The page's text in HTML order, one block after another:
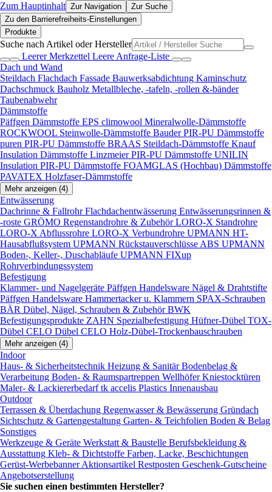
Zum Hauptinhalt Zur Navigation
Zur Suche
Zu den Barrierefreiheits-Einstellungen
Produkte
Suche nach Artikel oder Hersteller
Leerer Merkzettel Leere Anfrage-Liste
Dach und Wand
Steildach Flachdach Fassade Bauwerksabdichtung Kaminschutz
Dachschmuck Bauholz Metallbleche, -tafeln, -rollen &-bänder
Taubenabwehr
Dämmstoffe
Päffgen Dämmstoffe EPS climowool Mineralwolle-Dämmstoffe
ROCKWOOL Steinwolle-Dämmstoffe Bauder PIR-PU Dämmstoffe
puren PIR-PU Dämmstoffe BRAAS Steildach-Dämmstoffe Knauf
Insulation Dämmstoffe Linzmeier PIR-PU Dämmstoffe UNILIN
Insulation PIR-PU Dämmstoffe FOAMGLAS (Hochbau) Dämmstoffe
PAVATEX Holzfaser-Dämmstoffe
Mehr anzeigen (4)
Entwässerung
Dachrinne & FallrohrFlachdachentwässerung Entwässerungsrinnen &
-roste GRÖMO Regenstandrohre & ZubehörLORO-X Standrohre
LORO-X Abflussrohre LORO-X Verbundrohre UPMANN HT-
Hausabflußsystem UPMANN Rückstauverschlüsse ABS UPMANN
Boden-, Keller-, Duschabläufe UPMANN FIXup
Rohrverbindungssystem
Befestigung
Klammer- und Nagelgeräte Päffgen Handelsware Nägel & Drahtstifte
Päffgen Handelsware Hammertacker u. Klammern SPAX-Schrauben
BÄR Dübel, Nägel, Schrauben & ZubehörBWK
Befestigungsprodukte ZAHN Spezialbefestigung Hüfner-Dübel TOX-
Dübel CELO Dübel CELO Holz-Dübel-Trockenbauschrauben
Mehr anzeigen (4)
Indoor
Haus- & Sicherheitstechnik Heizung & SanitärBodenbelag &
Verarbeitung Boden- & Raumspartreppen Wellhöfer Kniestocktüren
Maler- & Lackiererbedarftk accelis Plastics Innenausbau
Outdoor
Terrassen & Überdachung Regenwasser & Bewässerung Gründach
Sichtschutz & Gartengestaltung Garten- & Teichfolien Boden & Belag
Sonstiges
Werkzeuge & Geräte Werkstatt & Baustelle Berufsbekleidung &
Ausstattung Kleb- & Dichtstoffe Farben, Lacke, Beschichtungen
Gerüst-WerbebannerAktionsartikel Restposten Geschenk-Gutscheine
Angebotserstellung
Sie suchen einen bestimmten Hersteller?